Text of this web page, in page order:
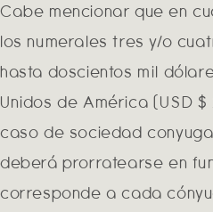
Cabe mencionar que en
los numerales tres y/o
hasta doscientos mil
Unidos de América
caso de sociedad
deberá prorratearse en
corresponde a cada